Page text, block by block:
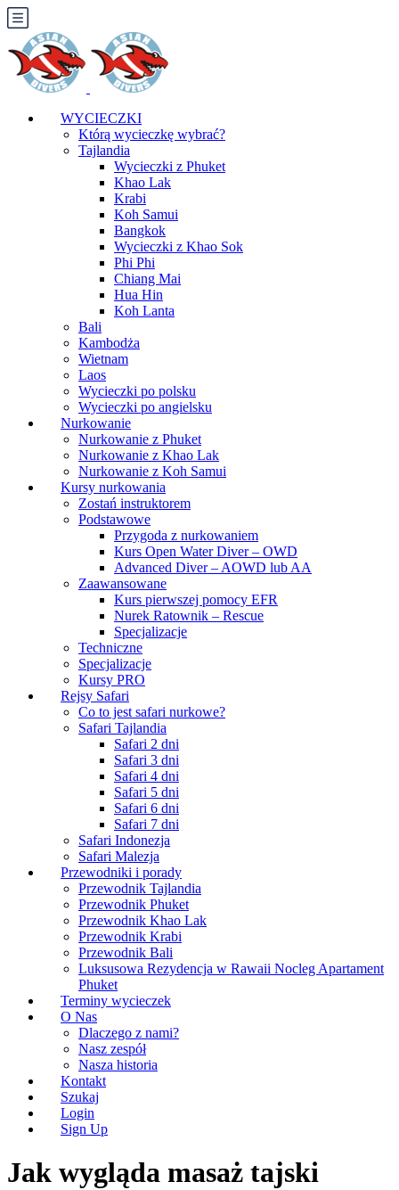
WYCIECZKI
Którą wycieczkę wybrać?
Tajlandia
Wycieczki z Phuket
Khao Lak
Krabi
Koh Samui
Bangkok
Wycieczki z Khao Sok
Phi Phi
Chiang Mai
Hua Hin
Koh Lanta
Bali
Kambodża
Wietnam
Laos
Wycieczki po polsku
Wycieczki po angielsku
Nurkowanie
Nurkowanie z Phuket
Nurkowanie z Khao Lak
Nurkowanie z Koh Samui
Kursy nurkowania
Zostań instruktorem
Podstawowe
Przygoda z nurkowaniem
Kurs Open Water Diver – OWD
Advanced Diver – AOWD lub AA
Zaawansowane
Kurs pierwszej pomocy EFR
Nurek Ratownik – Rescue
Specjalizacje
Techniczne
Specjalizacje
Kursy PRO
Rejsy Safari
Co to jest safari nurkowe?
Safari Tajlandia
Safari 2 dni
Safari 3 dni
Safari 4 dni
Safari 5 dni
Safari 6 dni
Safari 7 dni
Safari Indonezja
Safari Malezja
Przewodniki i porady
Przewodnik Tajlandia
Przewodnik Phuket
Przewodnik Khao Lak
Przewodnik Krabi
Przewodnik Bali
Luksusowa Rezydencja w Rawaii Nocleg Apartament
Phuket
Terminy wycieczek
O Nas
Dlaczego z nami?
Nasz zespół
Nasza historia
Kontakt
Szukaj
Login
Sign Up
Jak wygląda masaż tajski